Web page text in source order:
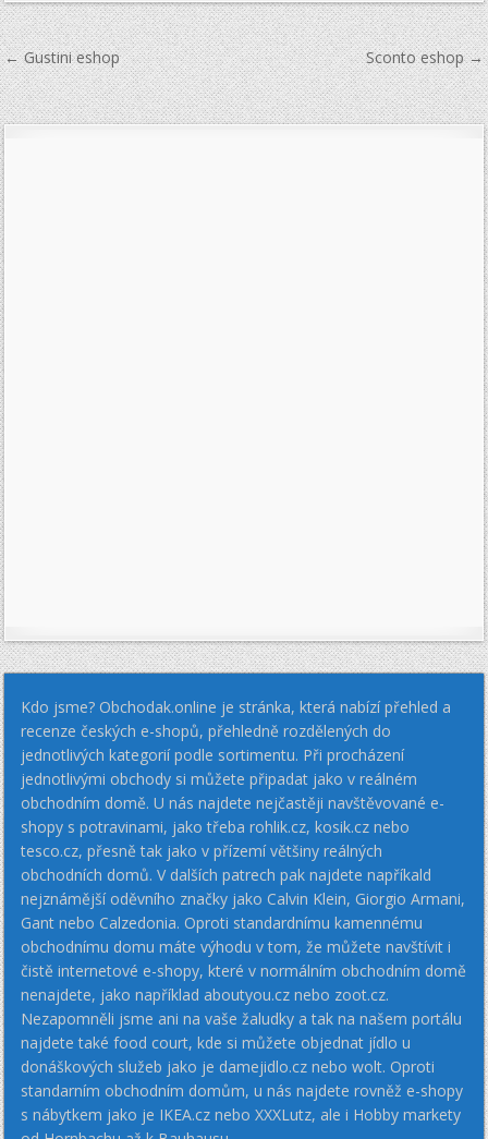
Navigace
pro
příspěvek
← Gustini eshop Sconto eshop →
Kdo jsme? Obchodak.online je stránka, která nabízí přehled a
recenze českých e-shopů, přehledně rozdělených do
jednotlivých kategorií podle sortimentu. Při procházení
jednotlivými obchody si můžete připadat jako v reálném
obchodním domě. U nás najdete nejčastěji navštěvované e-
shopy s potravinami, jako třeba rohlik.cz, kosik.cz nebo
tesco.cz, přesně tak jako v přízemí většiny reálných
obchodních domů. V dalších patrech pak najdete napříkald
nejznámější oděvního značky jako Calvin Klein, Giorgio Armani,
Gant nebo Calzedonia. Oproti standardnímu kamennému
obchodnímu domu máte výhodu v tom, že můžete navštívit i
čistě internetové e-shopy, které v normálním obchodním domě
nenajdete, jako například aboutyou.cz nebo zoot.cz.
Nezapomněli jsme ani na vaše žaludky a tak na našem portálu
najdete také food court, kde si můžete objednat jídlo u
donáškových služeb jako je damejidlo.cz nebo wolt. Oproti
standarním obchodním domům, u nás najdete rovněž e-shopy
s nábytkem jako je IKEA.cz nebo XXXLutz, ale i Hobby markety